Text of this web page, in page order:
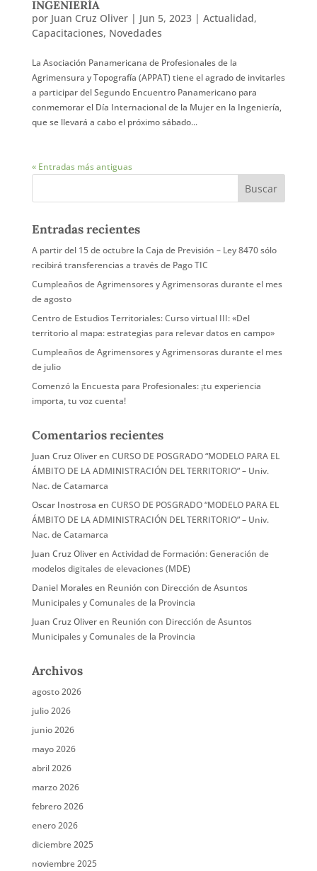
INGENIERÍA
por Juan Cruz Oliver| Jun 5, 2023| Actualidad,
Capacitaciones, Novedades
La Asociación Panamericana de Profesionales de la
Agrimensura y Topografía (APPAT) tiene el agrado de invitarles
a participar del Segundo Encuentro Panamericano para
conmemorar el Día Internacional de la Mujer en la Ingeniería,
que se llevará a cabo el próximo sábado...
« Entradas más antiguas
Entradas recientes
A partir del 15 de octubre la Caja de Previsión – Ley 8470 sólo
recibirá transferencias a través de Pago TIC
Cumpleaños de Agrimensores y Agrimensoras durante el mes
de agosto
Centro de Estudios Territoriales: Curso virtual III: «Del
territorio al mapa: estrategias para relevar datos en campo»
Cumpleaños de Agrimensores y Agrimensoras durante el mes
de julio
Comenzó la Encuesta para Profesionales: ¡tu experiencia
importa, tu voz cuenta!
Comentarios recientes
Juan Cruz Oliveren CURSO DE POSGRADO “MODELO PARA EL
ÁMBITO DE LA ADMINISTRACIÓN DEL TERRITORIO” – Univ.
Nac. de Catamarca
Oscar Inostrosa en CURSO DE POSGRADO “MODELO PARA EL
ÁMBITO DE LA ADMINISTRACIÓN DEL TERRITORIO” – Univ.
Nac. de Catamarca
Juan Cruz Oliveren Actividad de Formación: Generación de
modelos digitales de elevaciones (MDE)
Daniel Moralesen Reunión con Dirección de Asuntos
Municipales y Comunales de la Provincia
Juan Cruz Oliveren Reunión con Dirección de Asuntos
Municipales y Comunales de la Provincia
Archivos
agosto 2026
julio 2026
junio 2026
mayo 2026
abril 2026
marzo 2026
febrero 2026
enero 2026
diciembre 2025
noviembre 2025